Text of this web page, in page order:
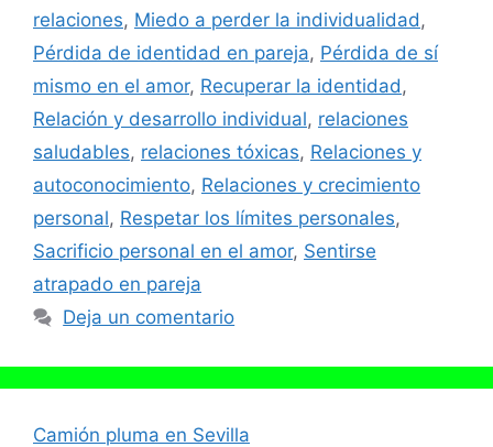
relaciones, Miedo a perder la individualidad,
Pérdida de identidad en pareja, Pérdida de sí
mismo en el amor, Recuperar la identidad,
Relación y desarrollo individual, relaciones
saludables, relaciones tóxicas, Relaciones y
autoconocimiento, Relaciones y crecimiento
personal, Respetar los límites personales,
Sacrificio personal en el amor, Sentirse
atrapado en pareja
Deja un comentario
Camión pluma en Sevilla